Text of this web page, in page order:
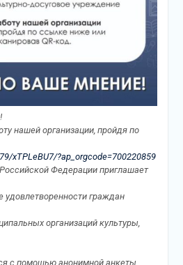
нашей организации, пройдя по
xTPLeBU7/?ap_orgcode=700220859
Федерации приглашает
удовлетворенности граждан
организаций культуры,
с помощью анонимной анкеты.